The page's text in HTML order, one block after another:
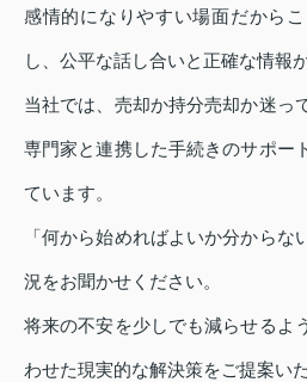
感情的になりやすい場面だから
し、公平な話し合いと正確な情報
当社では、売却か持分売却か迷っ
専門家と連携した手続きのサポー
ています。
「何から始めればよいか分からな
況をお聞かせください。
将来の不安を少しでも減らせるよ
わせた現実的な解決策をご提案い